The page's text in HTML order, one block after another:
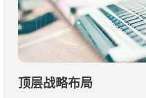
顶层战略布局